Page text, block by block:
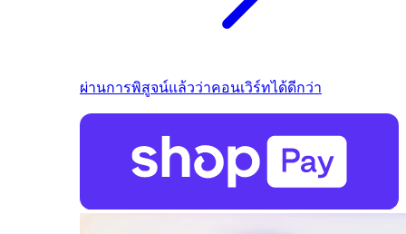
ผ่านการพิสูจน์แล้วว่าคอนเวิร์ทได้ดีกว่า